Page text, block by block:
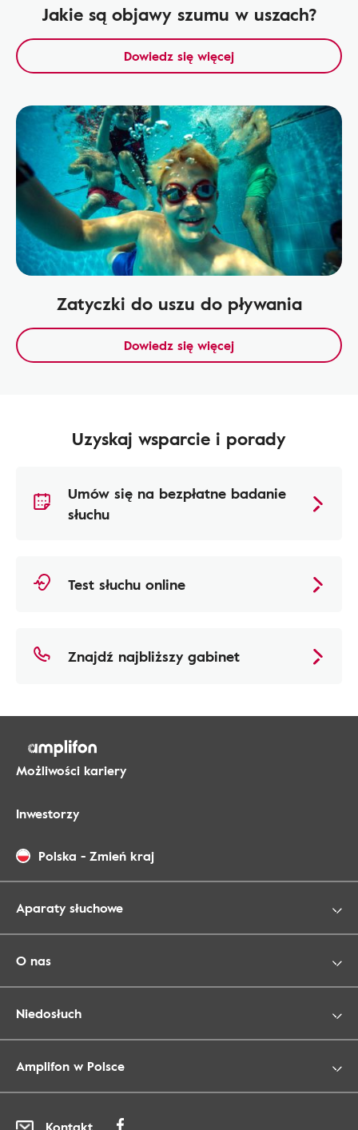
Jakie są objawy szumu w uszach?
Dowiedz się więcej
Zatyczki do uszu do pływania
Dowiedz się więcej
Uzyskaj wsparcie i porady
Umów się na bezpłatne badanie
słuchu
Test słuchu online
Znajdź najbliższy gabinet
Możliwości kariery
Inwestorzy
Polska - Zmień kraj
Aparaty słuchowe
O nas
Niedosłuch
Amplifon w Polsce